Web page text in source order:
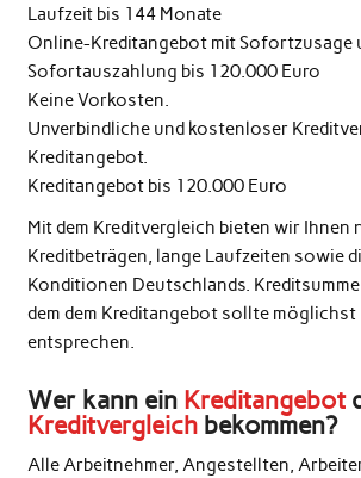
Laufzeit bis 144 Monate
Online-Kreditangebot mit Sofortzusage
Sofortauszahlung bis 120.000 Euro
Keine Vorkosten.
Unverbindliche und kostenloser
Kreditangebot.
Kreditangebot bis 120.000 Euro
Mit dem Kreditvergleich bieten wir Ihnen
Kreditbeträgen, lange Laufzeiten sowie
Konditionen Deutschlands.
dem dem Kreditangebot sollte möglichst
entsprechen.
Wer kann ein Kreditangebot
Kreditvergleichbekommen?
Alle Arbeitnehmer, Angestellten,